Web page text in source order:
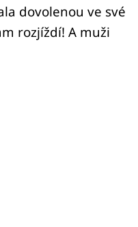
dovolenou ve své
rozjíždí! A muži